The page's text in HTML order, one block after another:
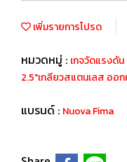
เพิ่มรายการโปรด
หมวดหมู่ : เกจวัดแรงดั
2.5"เกลียวสแตนเลส ออ
แบรนด์ : Nuova Fima